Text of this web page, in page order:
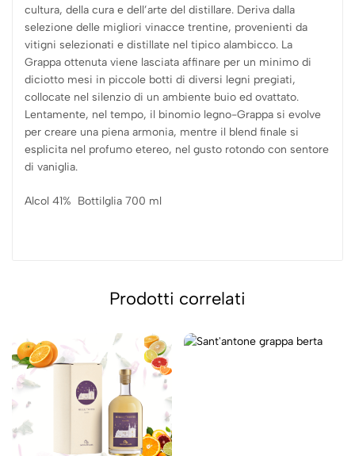
cultura, della cura e dell’arte del distillare. Deriva dalla
selezione delle migliori vinacce trentine, provenienti da
vitigni selezionati e distillate nel tipico alambicco. La
Grappa ottenuta viene lasciata affinare per un minimo di
diciotto mesi in piccole botti di diversi legni pregiati,
collocate nel silenzio di un ambiente buio ed ovattato.
Lentamente, nel tempo, il binomio legno-Grappa si evolve
per creare una piena armonia, mentre il blend finale si
esplicita nel profumo etereo, nel gusto rotondo con sentore
di vaniglia.
Alcol 41% Bottilglia 700 ml
Prodotti correlati